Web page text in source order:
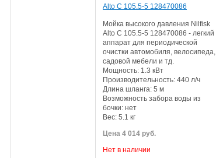
Alto C 105.5-5 128470086
Мойка высокого давления Nilfisk
Alto C 105.5-5 128470086 - легкий
аппарат для периодической
очистки автомобиля, велосипеда,
садовой мебели и тд.
Мощность: 1.3 кВт
Производительность: 440 л/ч
Длина шланга: 5 м
Возможность забора воды из
бочки: нет
Вес: 5.1 кг
Цена 4 014 руб.
Нет в наличии